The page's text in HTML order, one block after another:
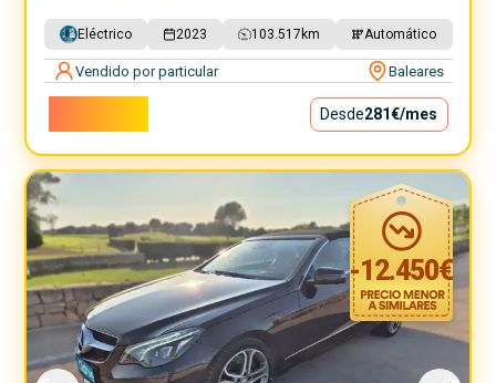
Eléctrico 2023 103.517 km Automático
Vendido por particular Baleares
Desde281€/mes
-12.450€